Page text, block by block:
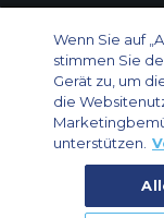
Private Charter App
Wenn Sie auf
stimmen Sie
Gerät zu, um
die
unterstützen.